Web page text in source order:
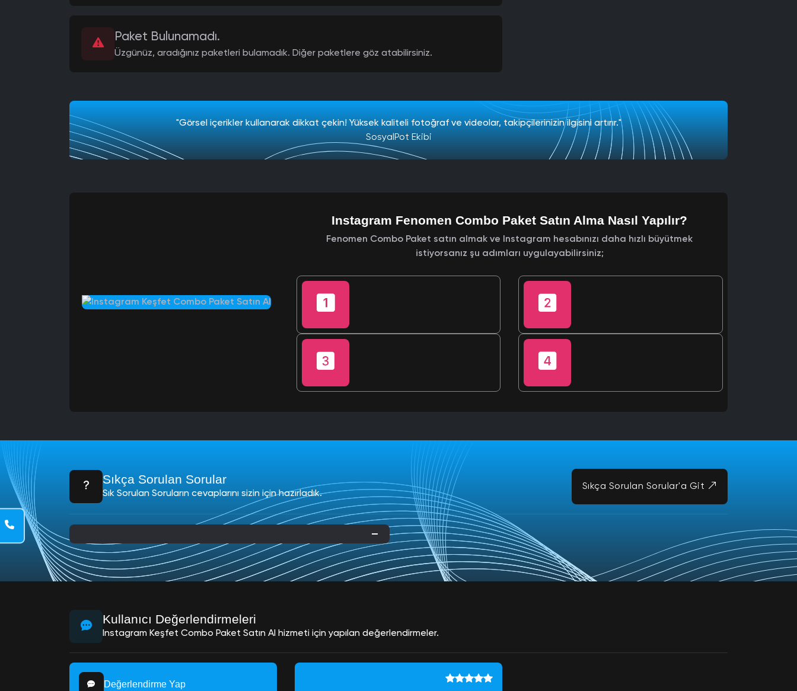
Paket Bulunamadı.
Üzgünüz, aradığınız paketleri bulamadık. Diğer paketlere göz atabilirsiniz.
"Görsel içerikler kullanarak dikkat çekin! Yüksek kaliteli fotoğraf ve videolar, takipçilerinizin ilgisini artırır."
SosyalPot Ekibi
Instagram Fenomen Combo Paket Satın Alma Nasıl Yapılır?
Fenomen Combo Paket satın almak ve Instagram hesabınızı daha hızlı büyütmek
istiyorsanız şu adımları uygulayabilirsiniz;
Sıkça Sorulan Sorular
Sık Sorulan Soruların cevaplarını sizin için hazırladık.
Sıkça Sorulan Sorular'a Git
Kullanıcı Değerlendirmeleri
Instagram Keşfet Combo Paket Satın Al hizmeti için yapılan değerlendirmeler.
Değerlendirme Yap
79
850 244